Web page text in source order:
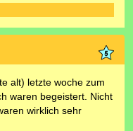
alt) letzte woche zum
waren begeistert. Nicht
wirklich sehr